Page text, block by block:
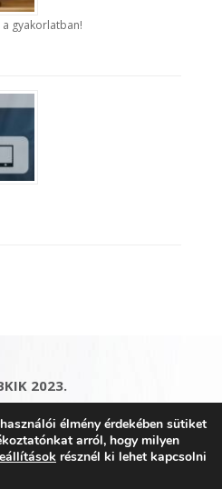
a gyakorlatban!
2023.
|Impresszum|
Honlaptérképélmény érdekében sütiket
arról, hogy milyen
résznél ki lehet kapcsolni